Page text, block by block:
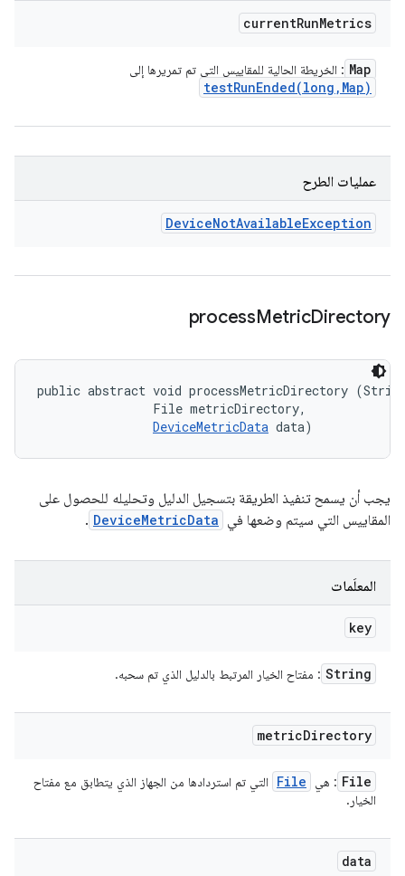
currentRunMetrics
Map : الخريطة الحالية للمقاييس التي تم تمريرها إلى
testRunEnded(long , Map)
عمليات الطرح
DeviceNotAvailableException
processMetricDirectory
public abstract void processMetricDirectory
                File metricDirectory,
DeviceMetricData data)
يجب أن يسمح تنفيذ الطريقة بتسجيل الدليل وتحليله للحصول على
المقاييس التي سيتم وضعها في DeviceMetricData
.
المعلَمات
key
String : مفتاح الخيار المرتبط بالدليل الذي تم سحبه.
metricDirectory
File : هي File
التي تم استردادها من الجهاز الذي يتطابق مع مفتاح
الخيار.
data